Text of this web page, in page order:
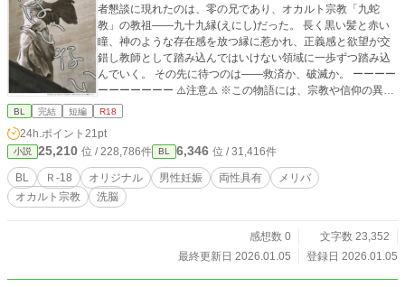
者懇談に現れたのは、零の兄であり、オカルト宗教「九蛇
教」の教祖――九十九縁(えにし)だった。 長く黒い髪と赤い
瞳、神のような存在感を放つ縁に惹かれ、正義感と欲望が交
錯し教師として踏み込んではいけない領域に一歩ずつ踏み込
んでいく。 その先に待つのは――救済か、破滅か。 ーーーー
ーーーーーーー ⚠️注意⚠️ ※この物語には、宗教や信仰の異様
な世界観、洗脳、性行為描写、殺人表現があります。受けは
す。人によってはメリバで後味悪いです。
BL 完結 短編 R18
24h.ポイント 21pt
小説 25,210 位 / 228,786件 BL 6,346 位 / 31,416件
BL Ｒ-18 オリジナル 男性妊娠 両性具有
メリバ
オカルト宗教
洗脳
感想数 0
文字数 23,352
最終更新日 2026.01.05
登録日 2026.01.05